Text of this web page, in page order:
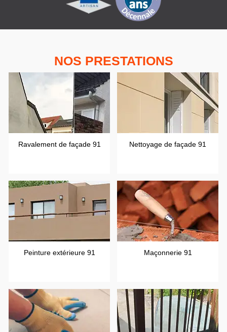
NOS PRESTATIONS
Ravalement de façade 91 Nettoyage de façade 91
Peinture extérieure 91 Maçonnerie 91